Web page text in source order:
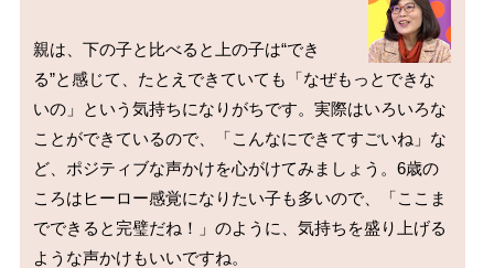
親は、下の子と比べると上の子は“でき
る”と感じて、たとえできていても「なぜもっとできな
いの」という気持ちになりがちです。実際はいろいろな
ことができているので、「こんなにできてすごいね」な
ど、ポジティブな声かけを心がけてみましょう。6歳の
ころはヒーロー感覚になりたい子も多いので、「ここま
でできると完璧だね！」のように、気持ちを盛り上げる